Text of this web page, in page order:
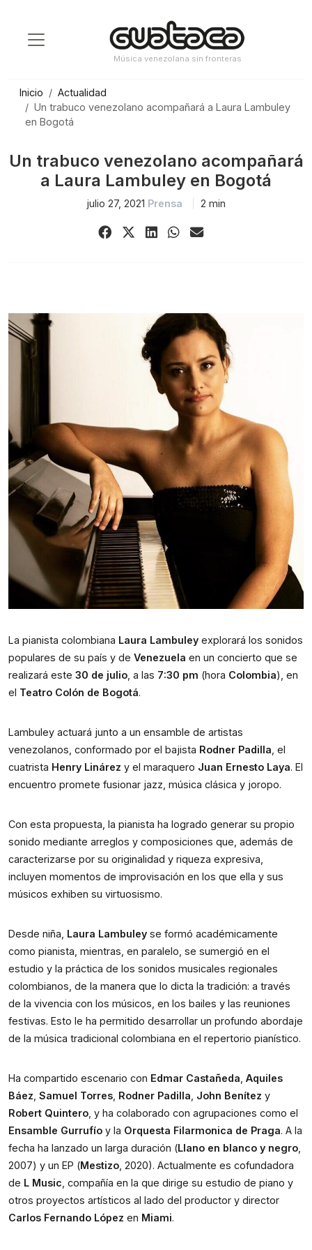
contenido
Música venezolana sin fronteras
Inicio
Actualidad
Un trabuco venezolano acompañará a Laura Lambuley
en Bogotá
Un trabuco venezolano acompañará
a Laura Lambuley en Bogotá
julio 27, 2021 Prensa 2 min
Share Share ShareShareShare
La pianista colombiana Laura Lambuley explorará los sonidos
populares de su país y de Venezuela en un concierto que se
realizará este 30 de julio , a las 7:30 pm (hora Colombia), en
el Teatro Colón de Bogotá.
Lambuley actuará junto a un ensamble de artistas
venezolanos, conformado por el bajista Rodner Padilla , el
cuatrista Henry Linárez y el maraquero Juan Ernesto Laya. El
encuentro promete fusionar jazz, música clásica y joropo.
Con esta propuesta, la pianista ha logrado generar su propio
sonido mediante arreglos y composiciones que, además de
caracterizarse por su originalidad y riqueza expresiva,
incluyen momentos de improvisación en los que ella y sus
músicos exhiben su virtuosismo.
Desde niña, Laura Lambuley se formó académicamente
como pianista, mientras, en paralelo, se sumergió en el
estudio y la práctica de los sonidos musicales regionales
colombianos, de la manera que lo dicta la tradición: a través
de la vivencia con los músicos, en los bailes y las reuniones
festivas. Esto le ha permitido desarrollar un profundo abordaje
de la música tradicional colombiana en el repertorio pianístico.
Ha compartido escenario con Edmar Castañeda Aquiles
Báez Samuel Torres Rodner Padilla John Benítez
Robert Quintero
Ensamble Gurrufío y la Orquesta Filarmonica de Praga. A la
fecha ha lanzado un larga duración (Llano en blanco y negro
2007) y un EP (Mestizo , 2020). Actualmente es cofundadora
de L Music , compañía en la que dirige su estudio de piano y
Carlos Fernando López en Miami.